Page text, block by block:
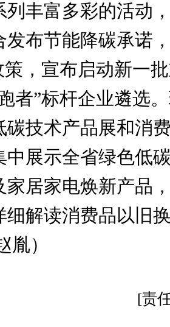
列丰富多彩的活动
发布节能降碳承诺
策，宣布启动新一
者”标杆企业遴选
碳技术产品展和消
中展示全省绿色低
家居家电焕新产品
细解读消费品以旧
胤）
[责